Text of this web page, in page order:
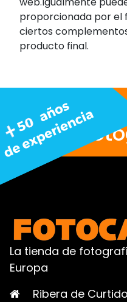
proporcionada por
ciertos
producto final.
Nos
La tienda de
Europa
Ribera de